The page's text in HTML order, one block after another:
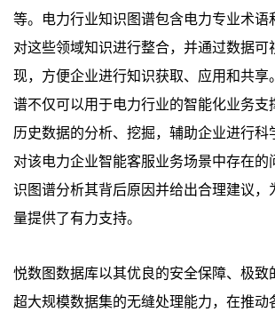
等。电力行业知识图谱包含电力专业术语
对这些领域知识进行整合，并通过数据可
现，方便企业进行知识获取、应用和共享
谱不仅可以用于电力行业的智能化业务支
历史数据的分析、挖掘，辅助企业进行科
对该电力企业智能客服业务场景中存在的
识图谱分析其背后原因并给出合理建议，
量提供了有力支持。
悦数图数据库以其优良的安全保障、极致
超大规模数据集的无缝处理能力，在推动